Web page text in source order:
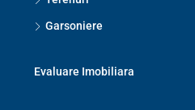
Garsoniere
Evaluare Imobiliara